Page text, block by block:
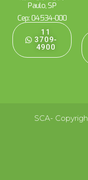
Paulo, SP
Cep: 04534-000
11
3709-
4900
SCA-